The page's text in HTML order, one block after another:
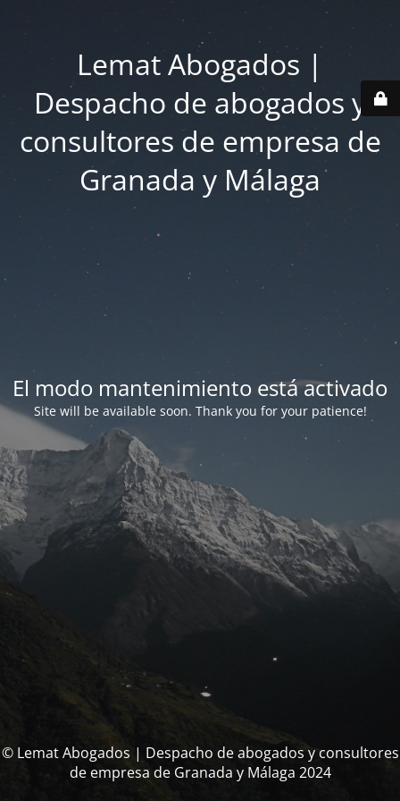
Lemat Abogados |
Despacho de abogados y
consultores de empresa de
Granada y Málaga
El modo mantenimiento está activado
Site will be available soon. Thank you for your patience!
© Lemat Abogados | Despacho de abogados y consultores
de empresa de Granada y Málaga 2024